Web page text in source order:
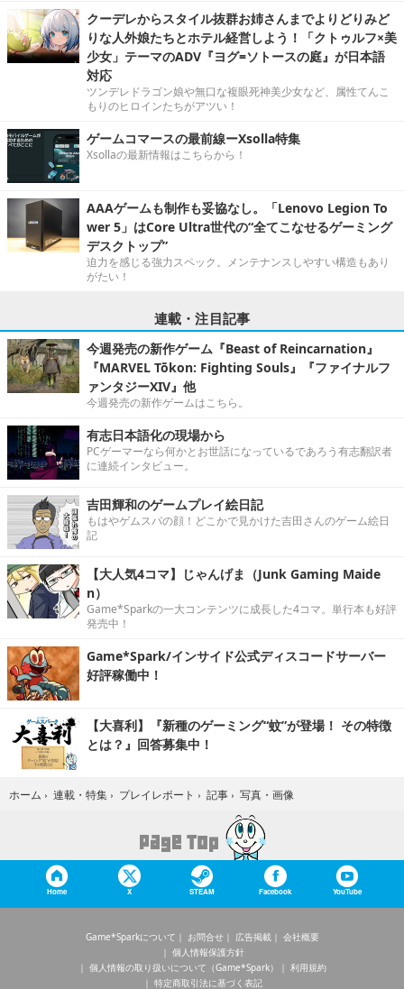
クーデレからスタイル抜群お姉さんまでよりどりみど
りな人外娘たちとホテル経営しよう！「クトゥルフ×美
少女」テーマのADV『ヨグ=ソトースの庭』が日本語
対応
ツンデレドラゴン娘や無口な複眼死神美少女など、属性てんこ
もりのヒロインたちがアツい！
ゲームコマースの最前線ーXsolla特集
Xsollaの最新情報はこちらから！
AAAゲームも制作も妥協なし。「Lenovo Legion To
wer 5」はCore Ultra世代の“全てこなせるゲーミング
デスクトップ”
迫力を感じる強力スペック。メンテナンスしやすい構造もあり
がたい！
連載・注目記事
今週発売の新作ゲーム『Beast of Reincarnation』
『MARVEL Tōkon: Fighting Souls』『ファイナルフ
ァンタジーXIV』他
今週発売の新作ゲームはこちら。
有志日本語化の現場から
PCゲーマーなら何かとお世話になっているであろう有志翻訳者
に連続インタビュー。
吉田輝和のゲームプレイ絵日記
もはやゲムスパの顔！どこかで見かけた吉田さんのゲーム絵日
記
【大人気4コマ】じゃんげま（Junk Gaming Maide
n）
Game*Sparkの一大コンテンツに成長した4コマ。単行本も好評
発売中！
Game*Spark/インサイド公式ディスコードサーバー
好評稼働中！
【大喜利】『新種のゲーミング“蚊”が登場！ その特徴
とは？』回答募集中！
ホーム › 連載・特集 › プレイレポート › 記事 › 写真・画像
Home X STEAM Facebook YouTube
Game*Sparkについて お問合せ 広告掲載
会社概要
個人情報保護方針
個人情報の取り扱いについて（Game*Spark）
利用規約
特定商取引法に基づく表記